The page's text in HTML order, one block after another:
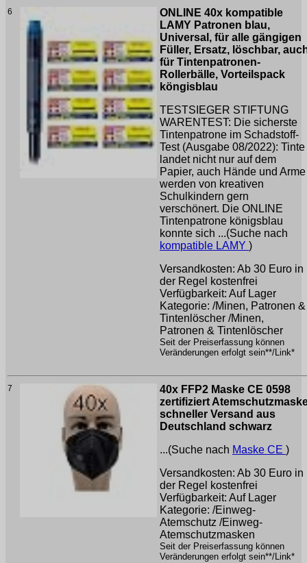
6
ONLINE 40x kompatible
LAMY Patronen blau,
Universal, für alle gängigen
Füller, Ersatz, löschbar,
für Tintenpatronen-
Rollerbälle, Vorteilspack
köngisblau
TESTSIEGER STIFTUNG
WARENTEST: Die sicherste
Tintenpatrone im Schadstoff-
Test (Ausgabe 08/2022): Tinte
landet nicht nur auf dem
Papier, auch Hände und Arme
werden von kreativen
Schulkindern gern
verschönert. Die ONLINE
Tintenpatrone königsblau
konnte sich ...(Suche nach
kompatible LAMY )
Versandkosten: Ab 30 Euro in
der Regel kostenfrei
Verfügbarkeit: Auf Lager
Kategorie: /Minen, Patronen &
Tintenlöscher /Minen,
Patronen & Tintenlöscher
Seit der Preiserfassung können
Veränderungen erfolgt sein**/Link*
7
40x FFP2 Maske CE 0598
zertifiziert
schneller Versand aus
Deutschland schwarz
...(Suche nach Maske CE )
Versandkosten: Ab 30 Euro in
der Regel kostenfrei
Verfügbarkeit: Auf Lager
Kategorie: /Einweg-
Atemschutz /Einweg-
Atemschutzmasken
Seit der Preiserfassung können
Veränderungen erfolgt sein**/Link*